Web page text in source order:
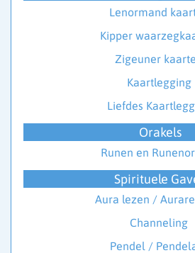
Lenormand
Kipper
Zigeuner
Kaartlegging
Liefdes
Orakels
Runen en
Spirituele
Aura lezen /
Channeling
Pendel /